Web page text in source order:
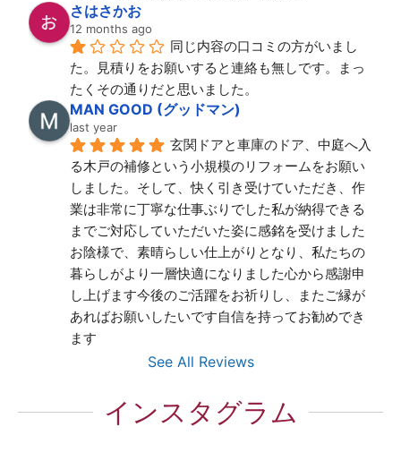
さはさかお
12 months ago
同じ内容の口コミの方がいまし
た。見積りをお願いすると連絡も無しです。まっ
たくその通りだと思いました。
MAN GOOD (グッドマン)
last year
玄関ドアと車庫のドア、中庭へ入
る木戸の補修という小規模のリフォームをお願い
しました。そして、快く引き受けていただき、作
業は非常に丁寧な仕事ぶりでした私が納得できる
までご対応していただいた姿に感銘を受けました
お陰様で、素晴らしい仕上がりとなり、私たちの
暮らしがより一層快適になりました心から感謝申
し上げます今後のご活躍をお祈りし、またご縁が
あればお願いしたいです自信を持ってお勧めでき
ます
See All Reviews
インスタグラム